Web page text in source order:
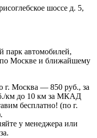
шоссе д. 5,
парк автомобилей,
по Москве и ближайшему
г. Москва — 850 руб., за
км до 10 км за МКАД
бесплатно! (по г.
у менеджера или